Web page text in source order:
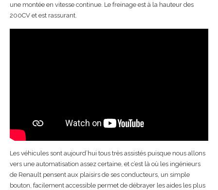
une montée en vitesse continue. Le freinage est à la hauteur des
200CV et est rassurant.
Les véhicules sont aujourd’hui tous très assistés puisque nous allons
vers une automatisation assez certaine, et c’est là où les ingénieurs
de Renault pensent aux plaisirs de ses conducteurs, un simple
bouton, facilement accessible permet de débrayer les aides les plus